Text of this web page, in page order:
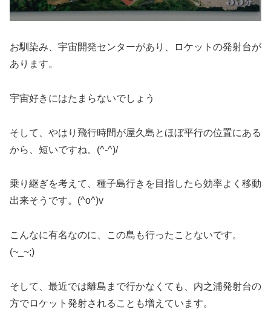
お馴染み、宇宙開発センターがあり、ロケットの発射台が
あります。
宇宙好きにはたまらないでしょう
そして、やはり飛行時間が屋久島とほぼ平行の位置にある
から、短いですね。(^-^)/
乗り継ぎを考えて、種子島行きを目指したら効率よく移動
出来そうです。(^o^)v
こんなに有名なのに、この島も行ったことないです。
(~_~;)
そして、最近では離島まで行かなくても、内之浦発射台の
方でロケット発射されることも増えています。